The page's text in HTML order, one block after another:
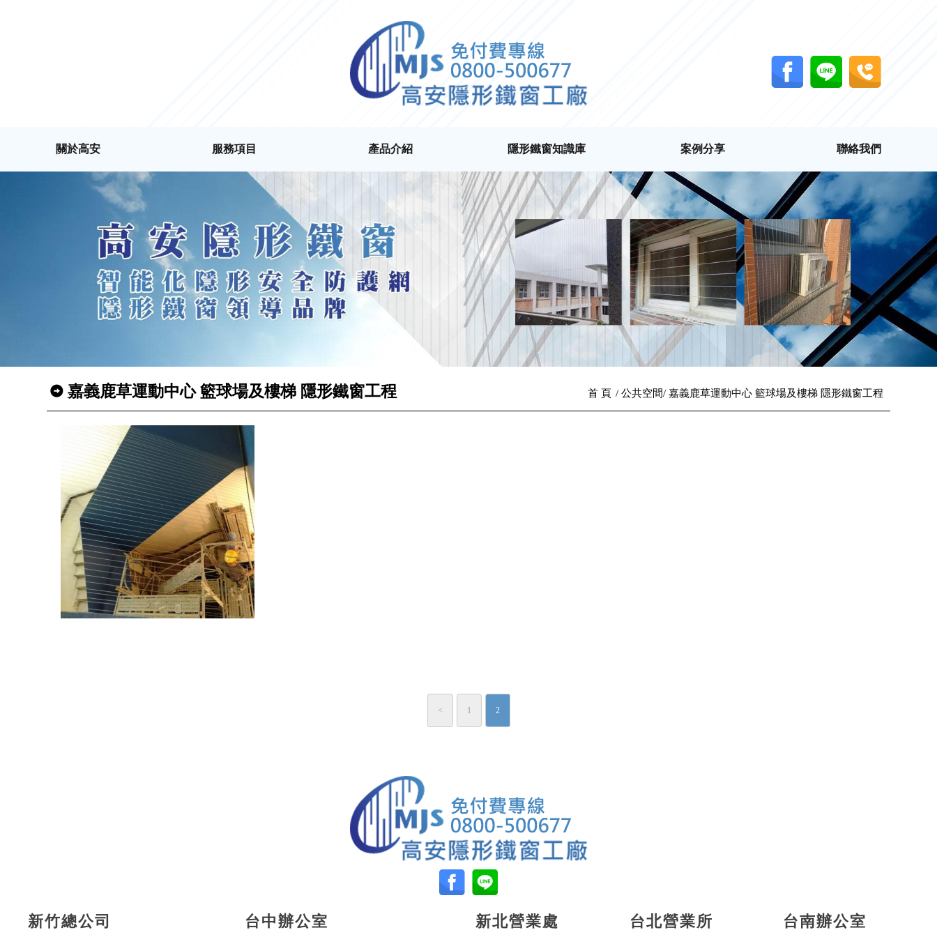
關於高安 服務項目 產品介紹 隱形鐵窗知識庫 案例分享 聯絡我們
嘉義鹿草運動中心 籃球場及樓梯 隱形鐵窗工程 首 頁 公共空間 嘉義鹿草運動中心 籃球場及樓梯 隱形鐵窗工程
< 1 2
新竹總公司 台中辦公室 新北營業處 台北營業所 台南辦公室